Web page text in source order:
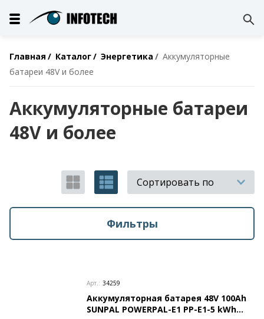
Главная Каталог Энергетика
Аккумуляторные
батареи 48V и более
Аккумуляторные батареи
48V и более
Фильтры
Сортировать по
Арт.: 34259
Аккумуляторная батарея 48V 100Ah
SUNPAL POWERPAL-E1 PP-E1-5 kWh